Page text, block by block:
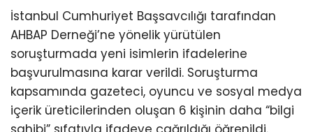
İstanbul Cumhuriyet Başsavcılığı tarafından
AHBAP Derneği’ne yönelik yürütülen
soruşturmada yeni isimlerin ifadelerine
başvurulmasına karar verildi. Soruşturma
kapsamında gazeteci, oyuncu ve sosyal medya
içerik üreticilerinden oluşan 6 kişinin daha “bilgi